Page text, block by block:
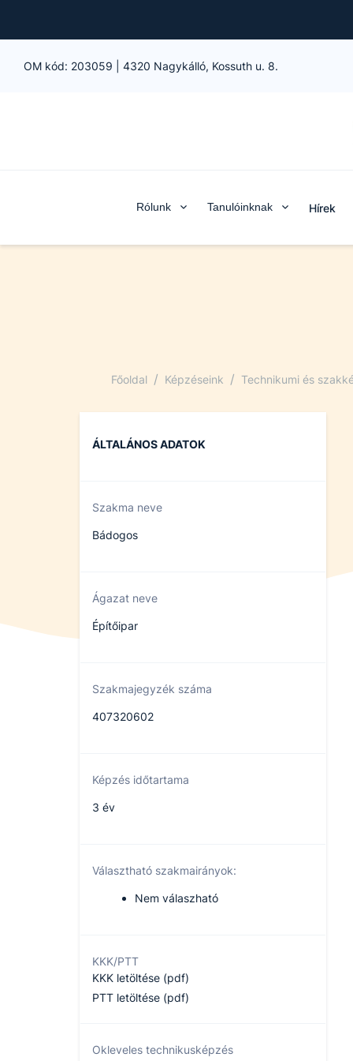
OM kód: 203059 4320 Nagykálló, Kossuth u. 8.
Rólunk Tanulóinknak Hírek
Főoldal / Képzéseink / Technikumi és
ÁLTALÁNOS ADATOK
Szakma neve
Bádogos
Ágazat neve
Építőipar
Szakmajegyzék száma
407320602
Képzés időtartama
3 év
Választható szakmairányok:
Nem válaszható
KKK/PTT
KKK letöltése (pdf)
PTT letöltése (pdf)
Okleveles technikusképzés